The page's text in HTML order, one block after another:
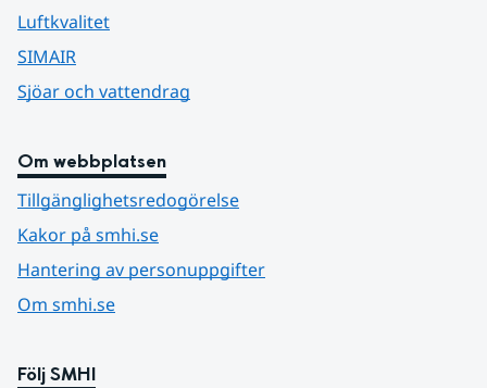
Luftkvalitet
SIMAIR
Sjöar och vattendrag
Om webbplatsen
Tillgänglighetsredogörelse
Kakor på smhi.se
Hantering av personuppgifter
Om smhi.se
Följ SMHI